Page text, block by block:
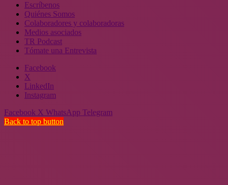
Escríbenos
Quiénes Somos
Colaboradores y colaboradoras
Medios asociados
TR Podcast
Tómate una Entrevista
Facebook
X
LinkedIn
Instagram
Facebook X WhatsApp Telegram
Back to top button